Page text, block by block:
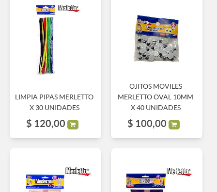
LIMPIA PIPAS MERLETTO
X 30 UNIDADES
$ 120,00
OJITOS MOVILES
MERLETTO OVAL 10MM
X 40 UNIDADES
$ 100,00